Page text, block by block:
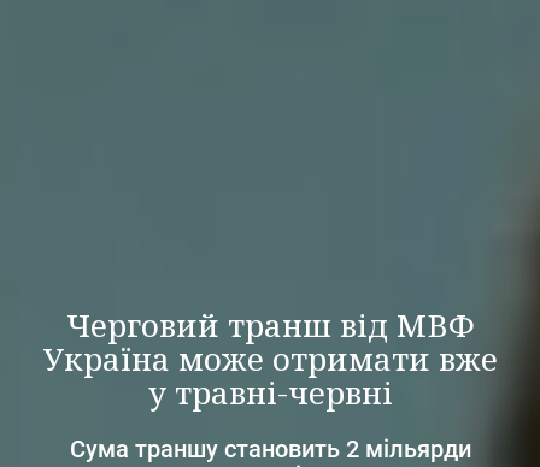
Черговий транш від МВФ
Україна може отримати вже
у травні-червні
Сума траншу становить 2 мільярди